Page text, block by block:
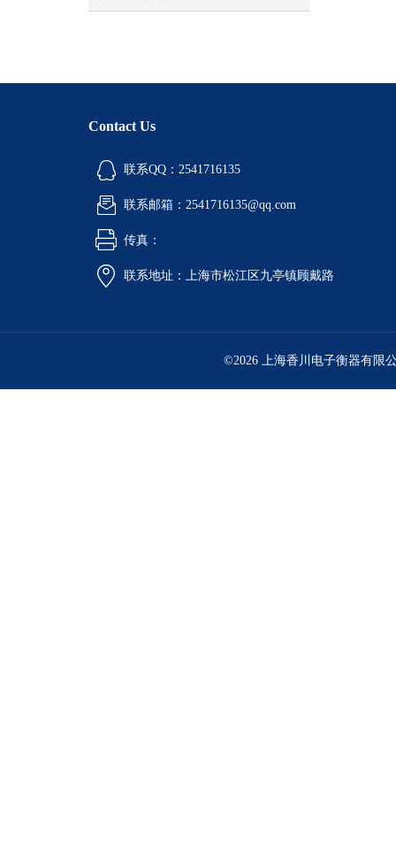
Contact Us
联系QQ：2541716135
联系邮箱：2541716135@qq.com
传真：
联系地址：上海市松江区九亭镇顾戴路
©2026 上海香川电子衡器有限